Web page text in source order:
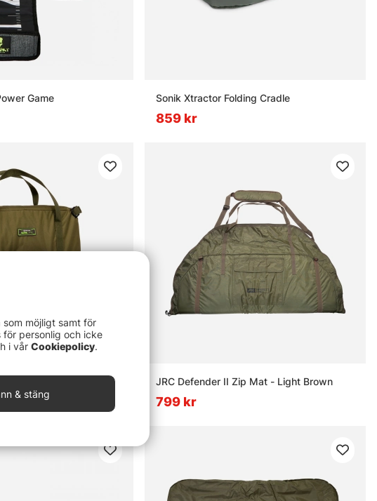
Game Sonik Xtractor Folding Cradle
859 kr
JRC Defender II Zip Mat - Light Brown
799 kr
möjligt samt för
personlig och icke
i vår Cookiepolicy.
& stäng